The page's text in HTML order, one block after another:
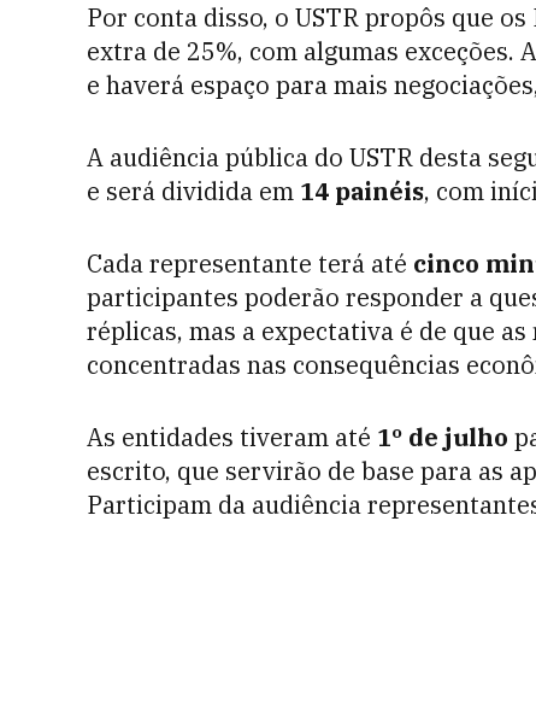
Por conta disso, o USTR propôs que
extra de 25%, com algumas exceções.
e haverá espaço para mais
A audiência pública do USTR desta
e será dividida em 14 painéis, com
Cada representante terá até cinco
participantes poderão responder a
réplicas, mas a expectativa é de que
concentradas nas consequências
As entidades tiveram até 1º de julho
escrito, que servirão de base para as
Participam da audiência